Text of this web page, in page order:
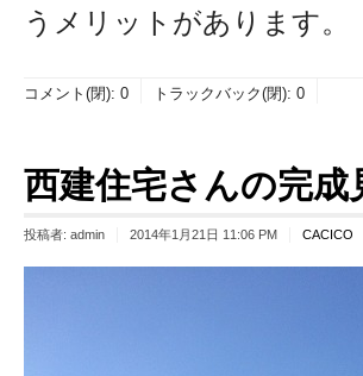
うメリットがあります。
コメント(閉): 0 トラックバック(閉): 0
西建住宅さんの完成
投稿者: admin 2014年1月21日 11:06 PM CACICO